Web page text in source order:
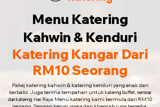
Menu Katering
Kahwin & Kenduri
Katering Kangar Dari
RM10 Seorang
Pakej katering kahwin & katering kenduri yang enak dan
berbaloi. Juga terima tempahan untukkatering buffet, seminar
dan katering Hari Raya. Menu katering kami bermula dari RM10